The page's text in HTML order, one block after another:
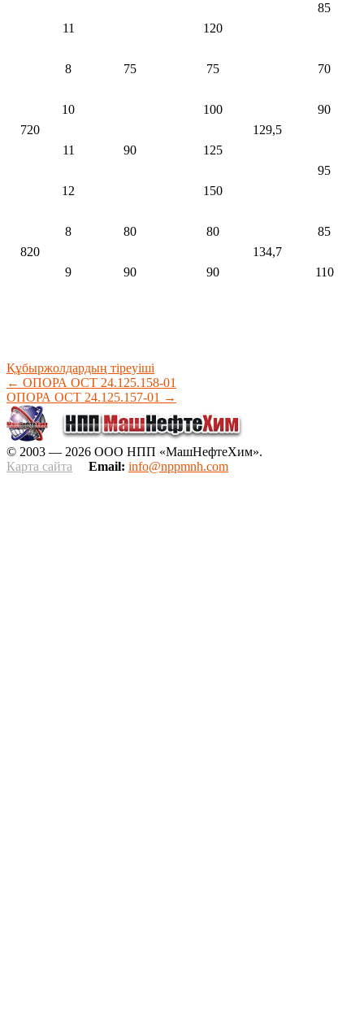
85
11
120
720
8 75 75
129,5
70
10
90
100 90
11
125
95
12
150
820
8 80
80
134,7
85
9 90 90 110
Құбыржолдардың тіреуіші
← ОПОРА ОСТ 24.125.158-01
ОПОРА ОСТ 24.125.157-01 →
© 2003 — 2026 ООО НПП «МашНефтеХим».
Карта сайта
Email: info@nppmnh.com